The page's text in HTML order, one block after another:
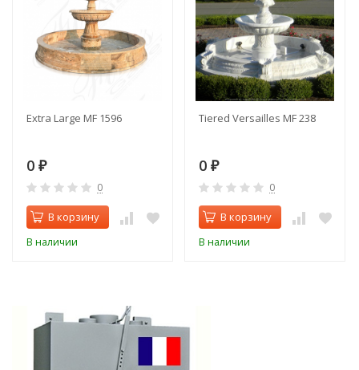
Extra Large MF 1596
0 ₽
0
В корзину
В наличии
Tiered Versailles MF 238
0 ₽
0
В корзину
В наличии